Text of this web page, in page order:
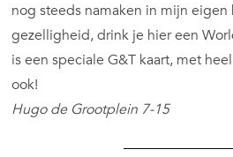
nog steeds namaken in mijn eigen
gezelligheid, drink je hier een
is een speciale G&T kaart, met
ook!
Hugo de Grootplein 7-15